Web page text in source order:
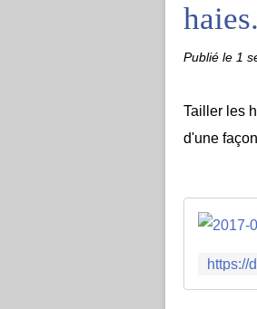
Publié le 1
Tailler les
d'une